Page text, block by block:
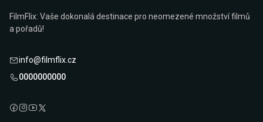
FilmFlix: Vaše dokonalá destinace pro neomezené množství filmů
a pořadů!
info@filmflix.cz
0000000000